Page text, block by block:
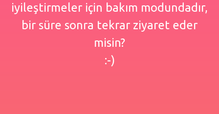
iyileştirmeler için bakım modundadır,
bir süre sonra tekrar ziyaret eder
misin?
:-)